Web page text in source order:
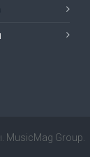
MusicMag Group.